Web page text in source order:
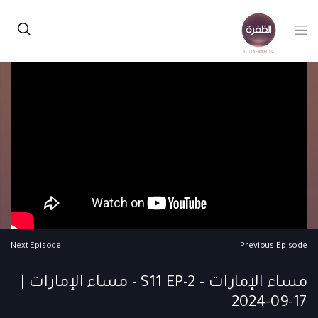
Previous Episode
Next Episode
مساء الإمارات - S11 EP-2 - مساء الإمارات |
17-09-2024